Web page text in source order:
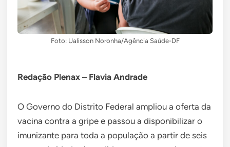
Foto: Ualisson Noronha/Agência Saúde-DF
Redação Plenax – Flavia Andrade
O Governo do Distrito Federal ampliou a oferta da
vacina contra a gripe e passou a disponibilizar o
imunizante para toda a população a partir de seis